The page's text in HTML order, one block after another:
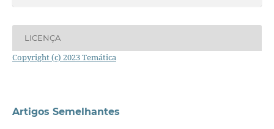
LICENÇA
Copyright (c) 2023 Temática
Artigos Semelhantes